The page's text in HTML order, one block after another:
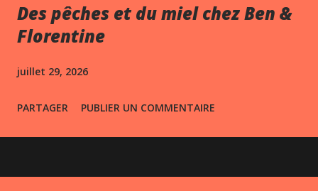
Des pêches et du miel chez Ben &
Florentine
juillet 29, 2026
PARTAGER PUBLIER UN COMMENTAIRE